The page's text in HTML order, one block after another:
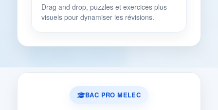
Drag and drop, puzzles et exercices plus
visuels pour dynamiser les révisions.
BAC PRO MELEC